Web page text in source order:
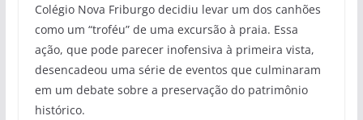
Colégio Nova Friburgo decidiu levar um dos canhões
como um “troféu” de uma excursão à praia. Essa
ação, que pode parecer inofensiva à primeira vista,
desencadeou uma série de eventos que culminaram
em um debate sobre a preservação do patrimônio
histórico.